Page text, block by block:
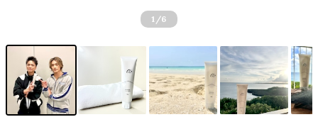
1 /6